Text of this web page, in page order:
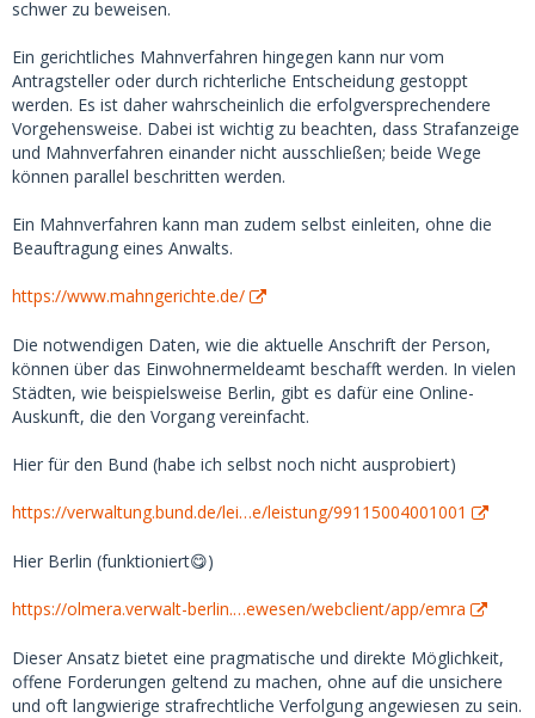
Ich fragte sie umgehend per Videocall, weshalb die Tickets
sie schaue das an und melde sich wieder... blockierte mich
nach diesem Anruf aber natürlich umgehend (in Telegram
und auf MSD) und löschte den ganzen Chatverlauf. Ich
konnte gerade noch Screenshots des ganzen Chats machen,
diese wären also als Beweismittel für eine Anzeige durchaus
vorhanden. Nur, ob sich der ganze Aufwand lohnt?
Ich konnte den Scam nur aufdecken, weil mir einfiel, dass
ich mit der Auftragsnummer und dem (offenbar echten)
zu spät, die 200 Euro waren weg. Eine technisch wenig
und würde erwartungsfroh am Bahnhof stehen - und
natürlich niemanden antreffen.
Die Userin habe ich natürlich sofort bei MSD, Gmail,
Userin nach etwa 2 Stunden entfernt. Das Geld via Paypal
solchen Überweisungen keinen Käuferschutz gibt.
Kreditkarte, die bei Paypal hinterlegt ist. Wenn ich das
es gewisse Chancen geben. Vorerst habe ich der Userin
10 Uhr Zeit hat, die Kohle zurückzuzahlen, ohne dass ich
weitere Schritte einleite.
schwer zu beweisen.
Ein gerichtliches Mahnverfahren hingegen kann nur vom
Antragsteller oder durch richterliche Entscheidung gestoppt
werden. Es ist daher wahrscheinlich die erfolgversprechendere
Vorgehensweise. Dabei ist wichtig zu beachten, dass Strafanzeige
und Mahnverfahren einander nicht ausschließen; beide Wege
können parallel beschritten werden.
Ein Mahnverfahren kann man zudem selbst einleiten, ohne die
Beauftragung eines Anwalts.
https://www.mahngerichte.de/
Die notwendigen Daten, wie die aktuelle Anschrift der Person,
können über das Einwohnermeldeamt beschafft werden. In vielen
Städten, wie beispielsweise Berlin, gibt es dafür eine Online-
Auskunft, die den Vorgang vereinfacht.
Hier für den Bund (habe ich selbst noch nicht ausprobiert)
https://verwaltung.bund.de/lei…e/leistung/99115004001001
Hier Berlin (funktioniert😋)
https://olmera.verwalt-berlin.…ewesen/webclient/app/emra
Dieser Ansatz bietet eine pragmatische und direkte Möglichkeit,
offene Forderungen geltend zu machen, ohne auf die unsichere
und oft langwierige strafrechtliche Verfolgung angewiesen zu sein.